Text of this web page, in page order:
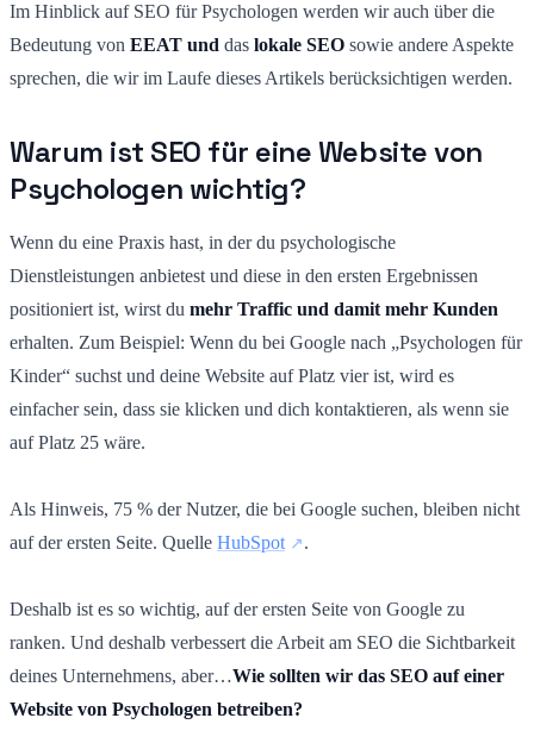
Im Hinblick auf SEO für Psychologen werden wir auch über die
Bedeutung von EEAT und das lokale SEO sowie andere Aspekte
sprechen, die wir im Laufe dieses Artikels berücksichtigen werden.
Warum ist SEO für eine Website von
Psychologen wichtig?
Wenn du eine Praxis hast, in der du psychologische
Dienstleistungen anbietest und diese in den ersten Ergebnissen
positioniert ist, wirst du mehr Traffic und damit mehr Kunden
erhalten. Zum Beispiel: Wenn du bei Google nach „Psychologen für
Kinder“ suchst und deine Website auf Platz vier ist, wird es
einfacher sein, dass sie klicken und dich kontaktieren, als wenn sie
auf Platz 25 wäre.
Als Hinweis, 75 % der Nutzer, die bei Google suchen, bleiben nicht
auf der ersten Seite. Quelle HubSpot .
Deshalb ist es so wichtig, auf der ersten Seite von Google zu
ranken. Und deshalb verbessert die Arbeit am SEO die Sichtbarkeit
deines Unternehmens, aber…Wie sollten wir das SEO auf einer
Website von Psychologen betreiben?